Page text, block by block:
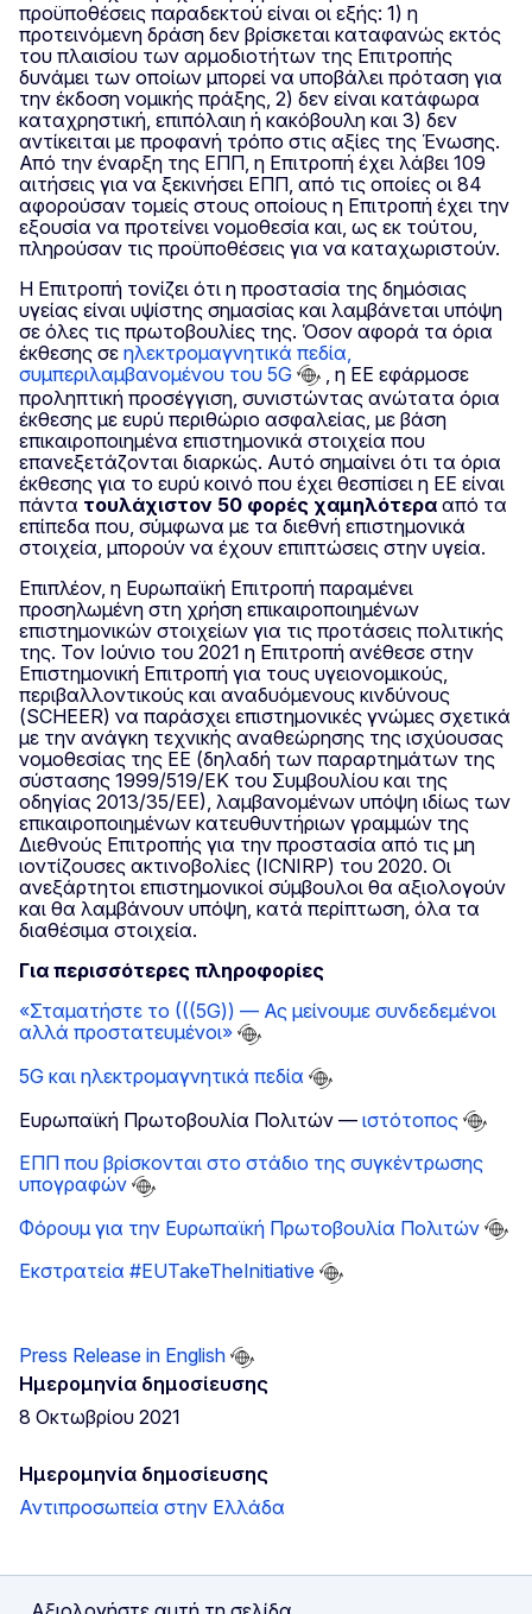
προϋποθέσεις παραδεκτού είναι οι εξής: 1) η
προτεινόμενη δράση δεν βρίσκεται καταφανώς εκτός
του πλαισίου των αρμοδιοτήτων της Επιτροπής
δυνάμει των οποίων μπορεί να υποβάλει πρόταση για
την έκδοση νομικής πράξης, 2) δεν είναι κατάφωρα
καταχρηστική, επιπόλαιη ή κακόβουλη και 3) δεν
αντίκειται με προφανή τρόπο στις αξίες της Ένωσης.
Από την έναρξη της ΕΠΠ, η Επιτροπή έχει λάβει 109
αιτήσεις για να ξεκινήσει ΕΠΠ, από τις οποίες οι 84
αφορούσαν τομείς στους οποίους η Επιτροπή έχει την
εξουσία να προτείνει νομοθεσία και, ως εκ τούτου,
πληρούσαν τις προϋποθέσεις για να καταχωριστούν.
Η Επιτροπή τονίζει ότι η προστασία της δημόσιας
υγείας είναι υψίστης σημασίας και λαμβάνεται υπόψη
σε όλες τις πρωτοβουλίες της. Όσον αφορά τα όρια
έκθεσης σε ηλεκτρομαγνητικά πεδία,
συμπεριλαμβανομένου του 5G
, η ΕΕ εφάρμοσε
προληπτική προσέγγιση, συνιστώντας ανώτατα όρια
έκθεσης με ευρύ περιθώριο ασφαλείας, με βάση
επικαιροποιημένα επιστημονικά στοιχεία που
επανεξετάζονται διαρκώς. Αυτό σημαίνει ότι τα όρια
έκθεσης για το ευρύ κοινό που έχει θεσπίσει η ΕΕ είναι
πάντα τουλάχιστον 50 φορές χαμηλότερα από τα
επίπεδα που, σύμφωνα με τα διεθνή επιστημονικά
στοιχεία, μπορούν να έχουν επιπτώσεις στην υγεία.
Επιπλέον, η Ευρωπαϊκή Επιτροπή παραμένει
προσηλωμένη στη χρήση επικαιροποιημένων
επιστημονικών στοιχείων για τις προτάσεις πολιτικής
της. Τον Ιούνιο του 2021 η Επιτροπή ανέθεσε στην
Επιστημονική Επιτροπή για τους υγειονομικούς,
περιβαλλοντικούς και αναδυόμενους κινδύνους
(SCHEER) να παράσχει επιστημονικές γνώμες σχετικά
με την ανάγκη τεχνικής αναθεώρησης της ισχύουσας
νομοθεσίας της ΕΕ (δηλαδή των παραρτημάτων της
σύστασης 1999/519/ΕΚ του Συμβουλίου και της
οδηγίας 2013/35/ΕΕ), λαμβανομένων υπόψη ιδίως των
επικαιροποιημένων κατευθυντήριων γραμμών της
Διεθνούς Επιτροπής για την προστασία από τις μη
ιοντίζουσες ακτινοβολίες (ICNIRP) του 2020. Οι
ανεξάρτητοι επιστημονικοί σύμβουλοι θα αξιολογούν
και θα λαμβάνουν υπόψη, κατά περίπτωση, όλα τα
διαθέσιμα στοιχεία.
Για περισσότερες πληροφορίες
«Σταματήστε το (((5G)) — Ας μείνουμε συνδεδεμένοι
αλλά προστατευμένοι»
5G και ηλεκτρομαγνητικά πεδία
Ευρωπαϊκή Πρωτοβουλία Πολιτών — ιστότοπος
ΕΠΠ που βρίσκονται στο στάδιο της συγκέντρωσης
υπογραφών
Φόρουμ για την Ευρωπαϊκή Πρωτοβουλία Πολιτών
Εκστρατεία #EUTakeTheInitiative
Press Release in English
Ημερομηνία δημοσίευσης
8 Οκτωβρίου 2021
Ημερομηνία δημοσίευσης
Αντιπροσωπεία στην Ελλάδα